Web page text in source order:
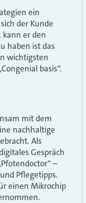
ein
der Kunde
kann er den
haben ist das
wichtigsten
basis“.
mit dem
nachhaltige
Als
Gespräch
–
Pflegetipps.
einen Mikrochip